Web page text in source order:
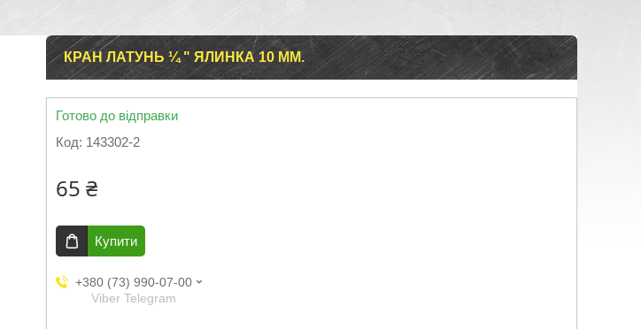
КРАН ЛАТУНЬ ¼ " ЯЛИНКА 10 ММ.
Готово до відправки
Код: 143302-2
65 ₴
Купити
+380 (73) 990-07-00
Viber Telegram